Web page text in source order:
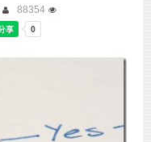
88354